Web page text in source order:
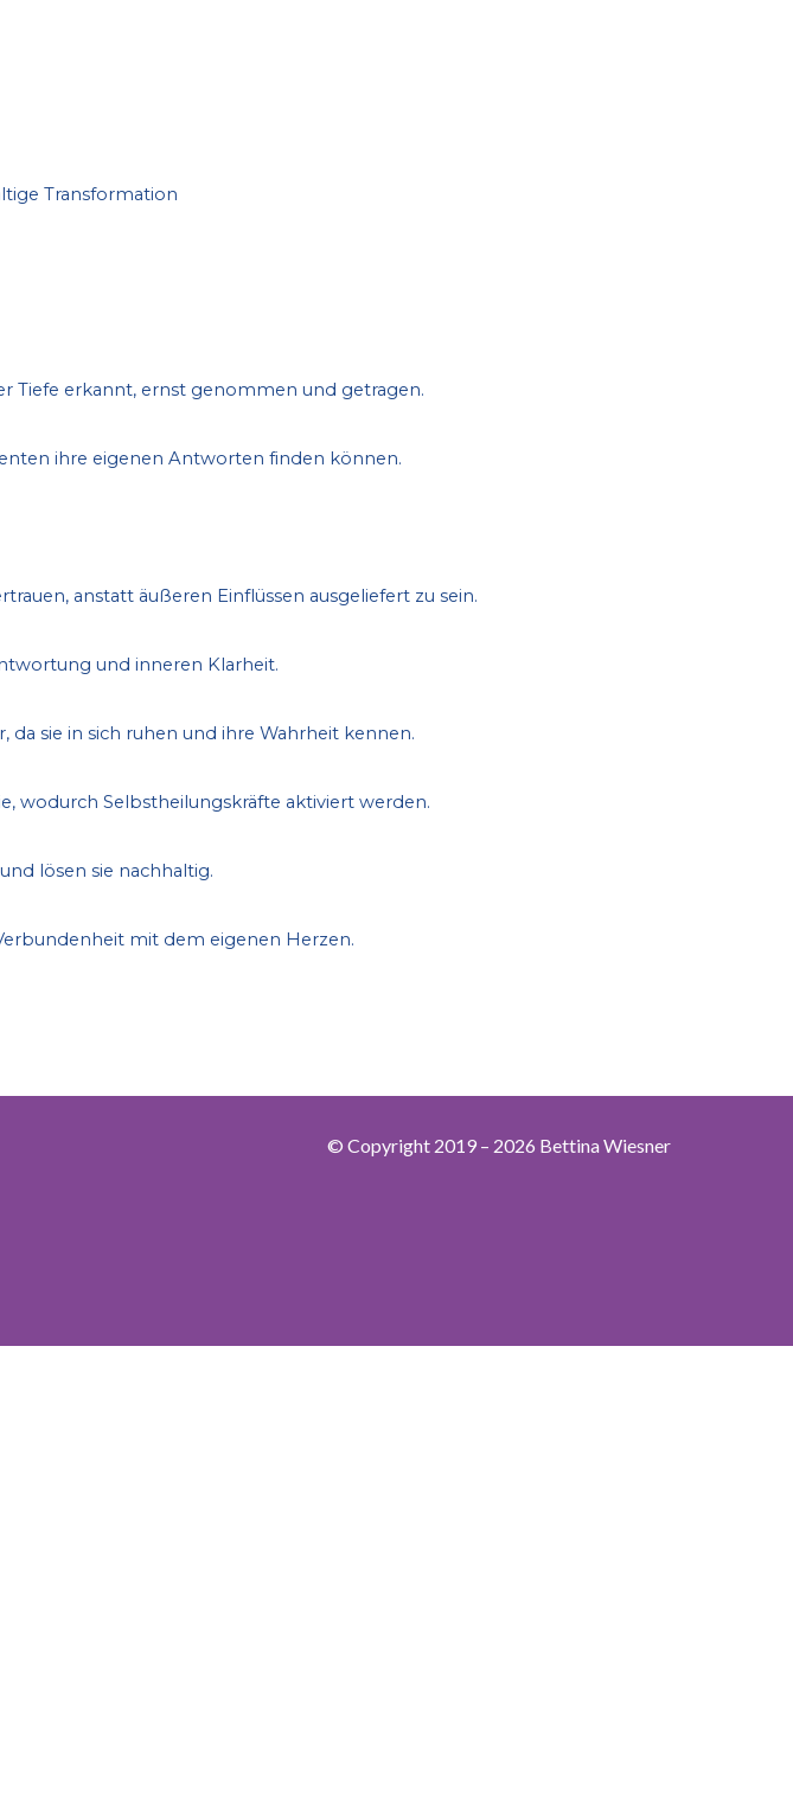
Transformation
Tiefe erkannt, ernst genommen und getragen.
ihre eigenen Antworten finden können.
anstatt äußeren Einflüssen ausgeliefert zu sein.
und inneren Klarheit.
sie in sich ruhen und ihre Wahrheit kennen.
wodurch Selbstheilungskräfte aktiviert werden.
lösen sie nachhaltig.
mit dem eigenen Herzen.
© Copyright 2019 – 2026 Bettina Wiesner